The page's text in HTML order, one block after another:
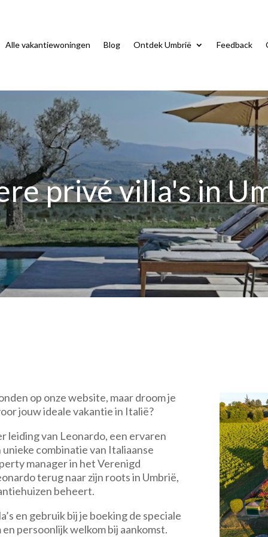
Alle vakantiewoningen Blog Ontdek Umbrië Feedback
privé villa's in
op onze website, maar droom je
jouw ideale vakantie in Italië?
leiding van Leonardo, een ervaren
unieke combinatie van Italiaanse
manager in het Verenigd
terug naar zijn roots in Umbrië,
beheert.
en gebruik bij je boeking de speciale
en persoonlijk welkom bij aankomst.